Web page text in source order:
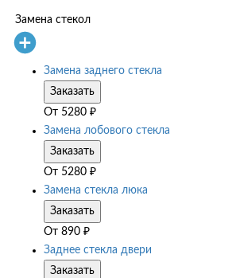
Замена стекол
Замена заднего стекла
Заказать
От 5280 ₽
Замена лобового стекла
Заказать
От 5280 ₽
Замена стекла люка
Заказать
От 890 ₽
Заднее стекла двери
Заказать